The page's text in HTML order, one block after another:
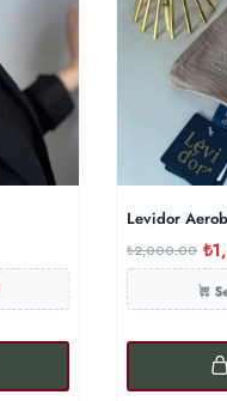
Levidor
₺2,000.00 ₺